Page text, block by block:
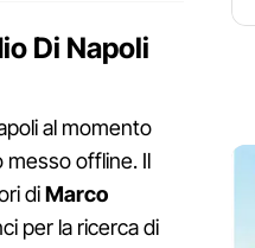
Di Napoli
al momento
messo offline. Il
diMarco
per la ricerca di